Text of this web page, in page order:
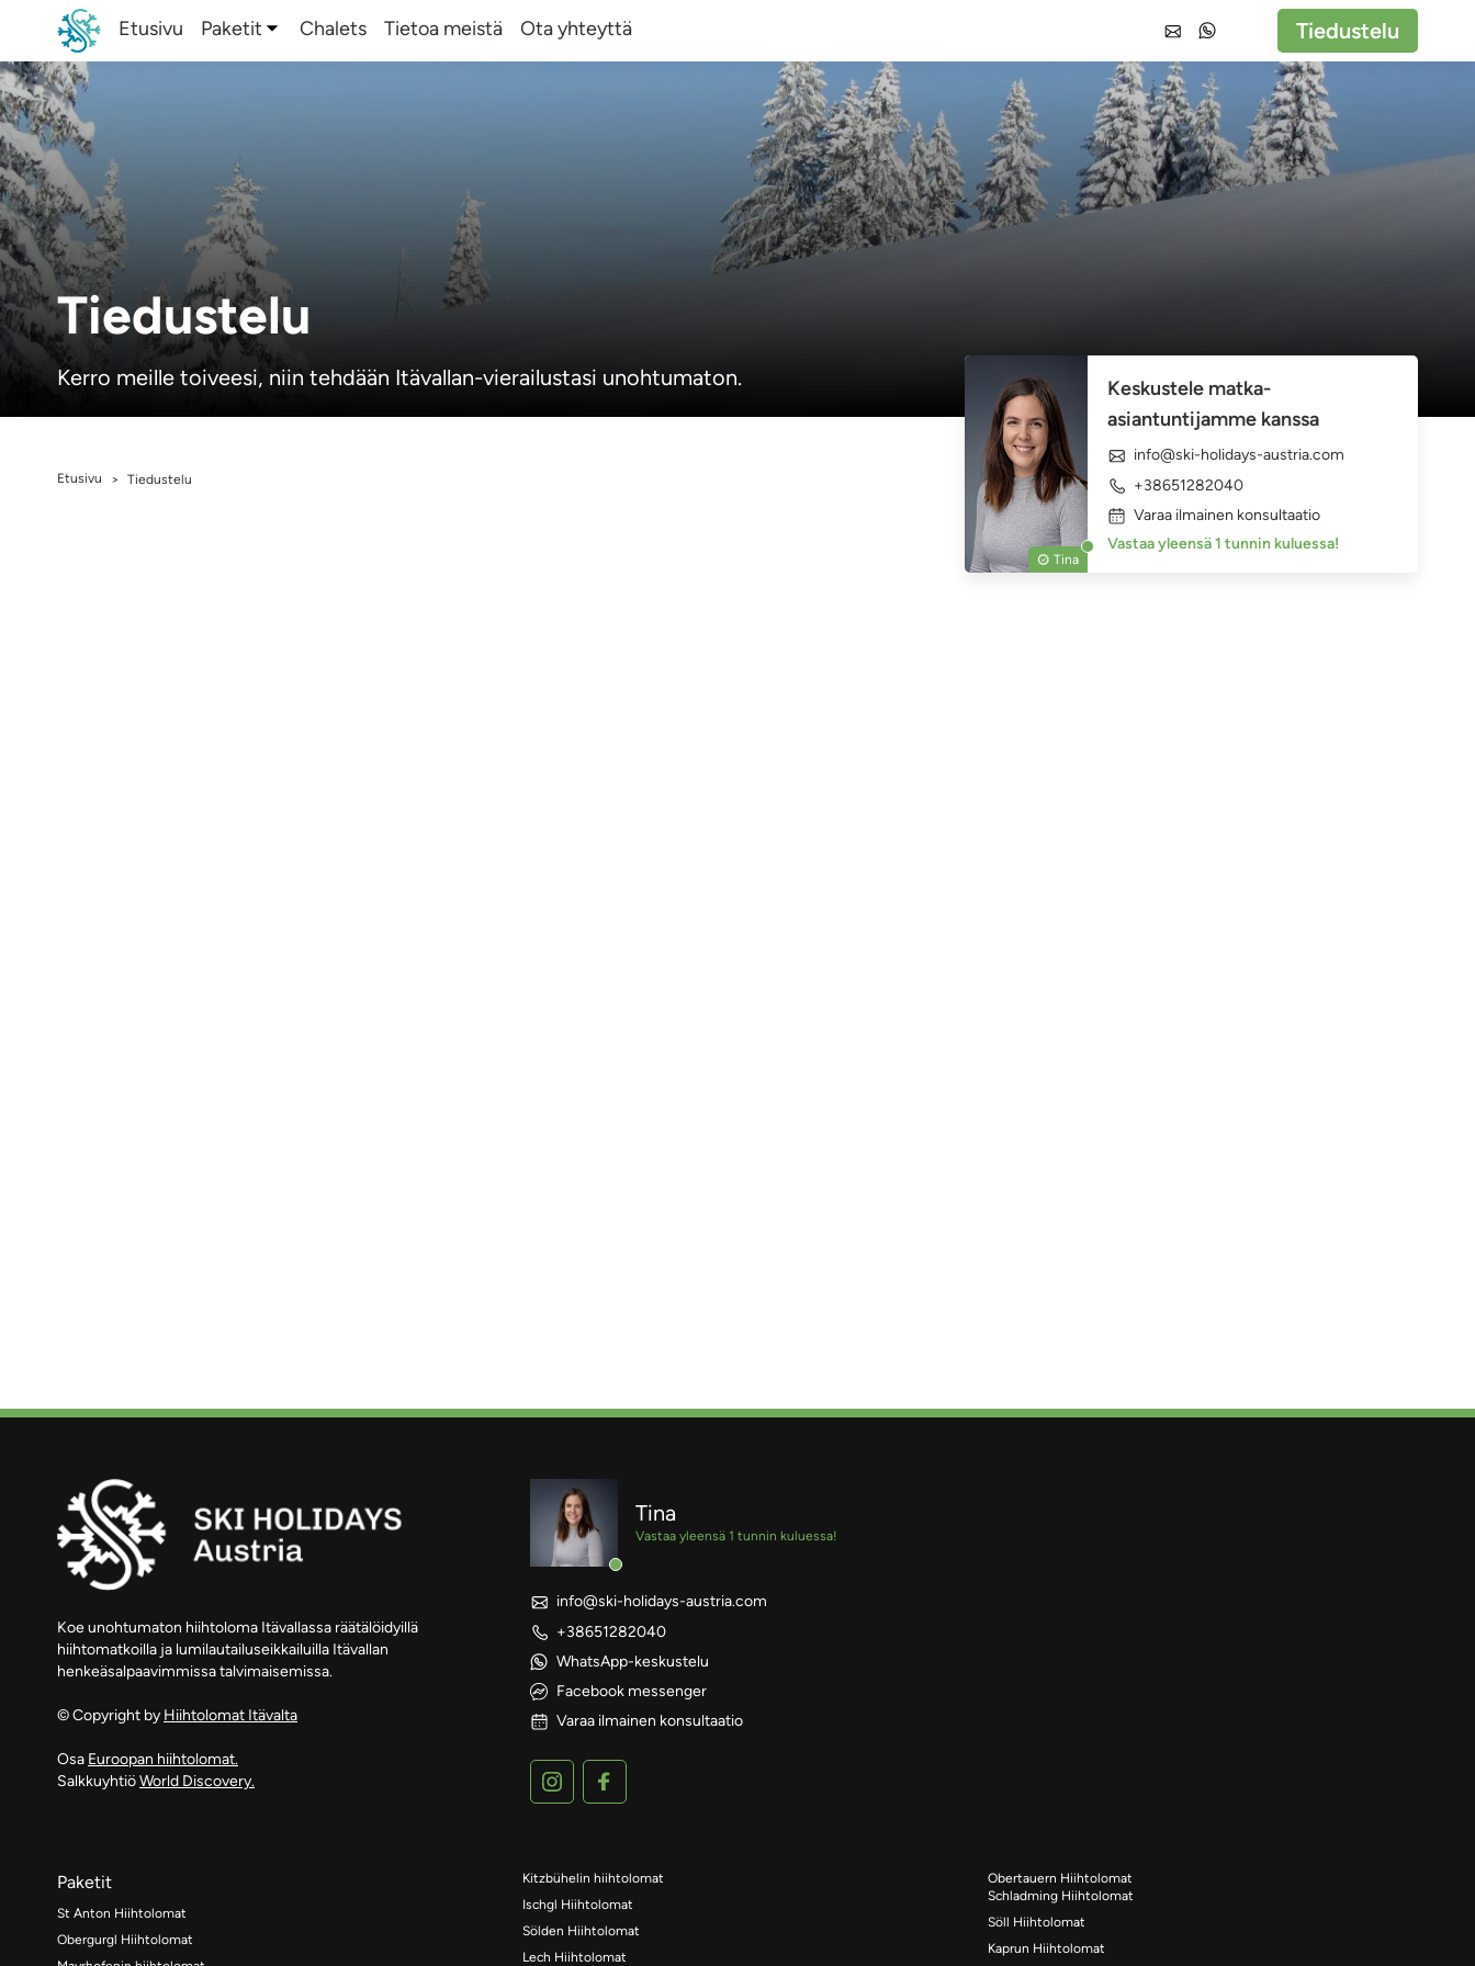
Etusivu Paketit Chalets Tietoa meistä Ota yhteyttä Tiedustelu
Tiedustelu
Kerro meille toiveesi, niin tehdään Itävallan-vierailustasi unohtumaton.
Etusivu > Tiedustelu
Tina
Keskustele matka-
asiantuntijamme kanssa
info@ski-holidays-austria.com
+38651282040
Varaa ilmainen konsultaatio
Vastaa yleensä 1 tunnin kuluessa!
Koe unohtumaton hiihtoloma Itävallassa räätälöidyillä
hiihtomatkoilla ja lumilautailuseikkailuilla Itävallan
henkeäsalpaavimmissa talvimaisemissa.
© Copyright by Hiihtolomat Itävalta
Osa Euroopan hiihtolomat.
SalkkuyhtiöWorld Discovery.
Tina
Vastaa yleensä 1 tunnin kuluessa!
info@ski-holidays-austria.com
+38651282040
WhatsApp-keskustelu
Facebook messenger
Varaa ilmainen konsultaatio
Paketit
St Anton Hiihtolomat
Obergurgl Hiihtolomat
Kitzbühelin hiihtolomat
Ischgl Hiihtolomat
Sölden Hiihtolomat
Lech Hiihtolomat
Obertauern Hiihtolomat
Schladming Hiihtolomat
Söll Hiihtolomat
Kaprun Hiihtolomat